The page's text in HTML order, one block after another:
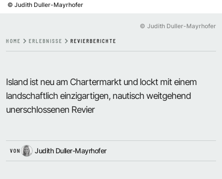
© Judith Duller-Mayrhofer
© Judith Duller-Mayrhofer
HOME ERLEBNISSE REVIERBERICHTE
Island ist neu am Chartermarkt und lockt mit einem
landschaftlich einzigartigen, nautisch weitgehend
unerschlossenen Revier
VON Judith Duller-Mayrhofer